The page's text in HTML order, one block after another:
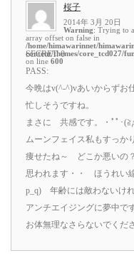
桜子
2014年 3月 20日
Warning: Trying to
array offset on false in
/home/himawarinnet/
content/themes/core_tcd027/
on line 600
SECRET: 0
PASS:
今晩はv(^-^)vあいからずお
忙しそうですね。
まさに 共感です。・ﾟﾟ･
ムーンフェイス私もすっか
痩せたね～ どこか悪いの
思われます・・ ほうれい
p_q) 年齢には敵わないけ
アンチエイジングに夢中で
お体無理なさらないでくだ